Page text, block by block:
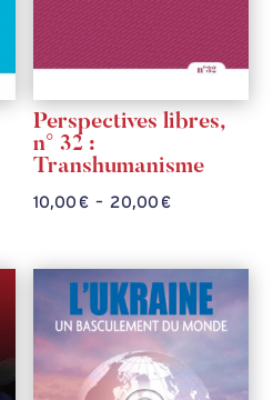
Perspectives libres,
n° 32 :
Transhumanisme
10,00€ – 20,00€Plage
10,00 €
à